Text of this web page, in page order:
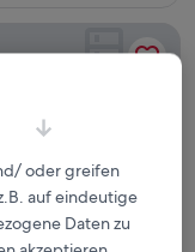
oder greifen
auf eindeutige
Daten zu